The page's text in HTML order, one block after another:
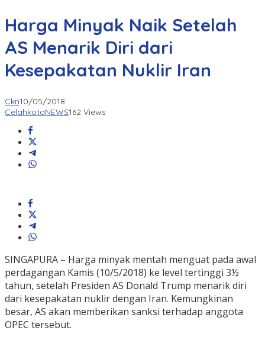
Harga Minyak Naik Setelah
AS Menarik Diri dari
Kesepakatan Nuklir Iran
Ckn10/05/2018
CelahkotaNEWS162 Views
SINGAPURA – Harga minyak mentah menguat pada awal
perdagangan Kamis (10/5/2018) ke level tertinggi 3½
tahun, setelah Presiden AS Donald Trump menarik diri
dari kesepakatan nuklir dengan Iran. Kemungkinan
besar, AS akan memberikan sanksi terhadap anggota
OPEC tersebut.